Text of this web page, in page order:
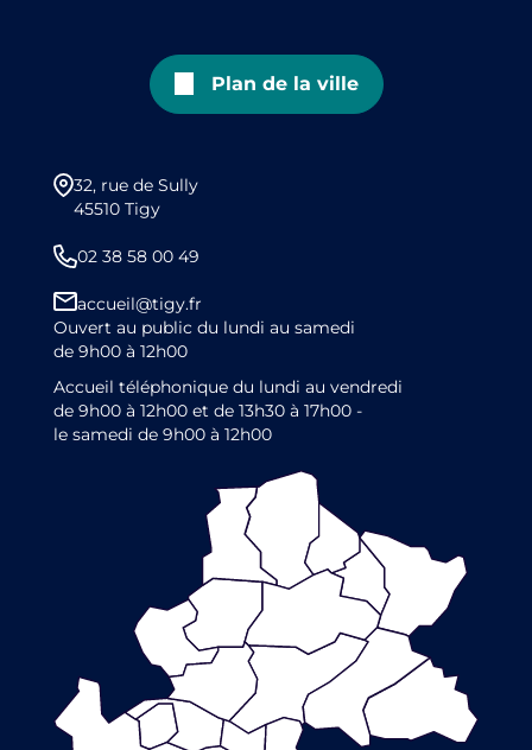
Plan de la ville
32, rue de Sully
45510 Tigy
02 38 58 00 49
accueil@tigy.fr
Ouvert au public du lundi au samedi
de 9h00 à 12h00
Accueil téléphonique du lundi au vendredi
de 9h00 à 12h00 et de 13h30 à 17h00 -
le samedi de 9h00 à 12h00